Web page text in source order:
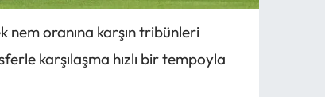
nem oranına karşın tribünleri
karşılaşma hızlı bir tempoyla